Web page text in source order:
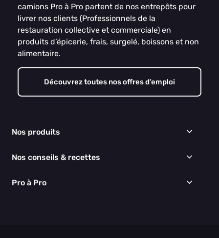
camions Pro à Pro partent de nos entrepôts pour
livrer nos clients (Professionnels de la
restauration collective et commerciale) en
produits d’épicerie, frais, surgelé, boissons et non
alimentaire.
Découvrez toutes nos offres d’emploi
Nos produits
Épicerie
Boissons
Nos conseils & recettes
Recettes
Pro à Pro